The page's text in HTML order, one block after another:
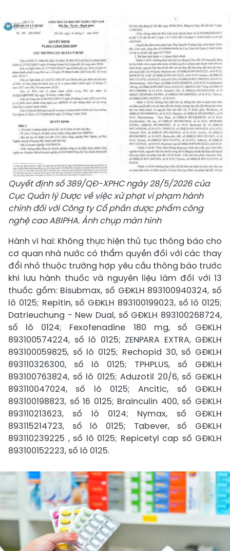
Quyết định số 389/QĐ-XPHC ngày 28/5/2026 của
Cục Quản lý Dược về việc xử phạt vi phạm hành
chính đối với Công ty Cổ phần dược phẩm công
nghệ cao ABIPHA. Ảnh chụp màn hình
Hành vi hai: Không thực hiện thủ tục thông báo cho
cơ quan nhà nước có thẩm quyền đối với các thay
đổi nhỏ thuộc trường hợp yêu cầu thông báo trước
khi lưu hành thuốc và nguyên liệu làm đối với 13
thuốc gồm: Bisubmax, số GĐKLH 893100940324, số
lô 0125; Repitin, số GĐKLH 893100199023, số lô 0125;
Datrieuchung - New Dual, số GĐKLH 893100268724,
số lô 0124; Fexofenadine 180 mg, số GĐKLH
893100574224, số lô 0125; ZENPARA EXTRA, GĐKLH
893100059825, số lô 0125; Rechopid 30, số GĐKLH
893110326300, số lô 0125; TPHPLUS, số GĐKLH
893100763824, số lô 0125; Aduzotil 20/6, số GĐKLH
893110047024, số lô 0125; Ancitic, số GĐKLH
893100198823, số 16 0125; Brainculin 400, số GĐKLH
893110213623, số lô 0124; Nymax, số GĐKLH
893115214723, số lô 0125; Tabever, số GĐKLH
893110239225 , số lô 0125; Repicetyl cap số GĐKLH
893100152223, số lô 0125.